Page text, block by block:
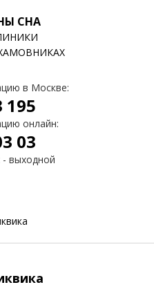
СНА
в Москве:
195
онлайн:
03
- выходной